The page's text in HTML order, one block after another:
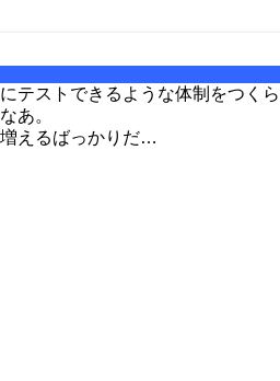
テストできるような体制をつくら
あ。
えるばっかりだ…